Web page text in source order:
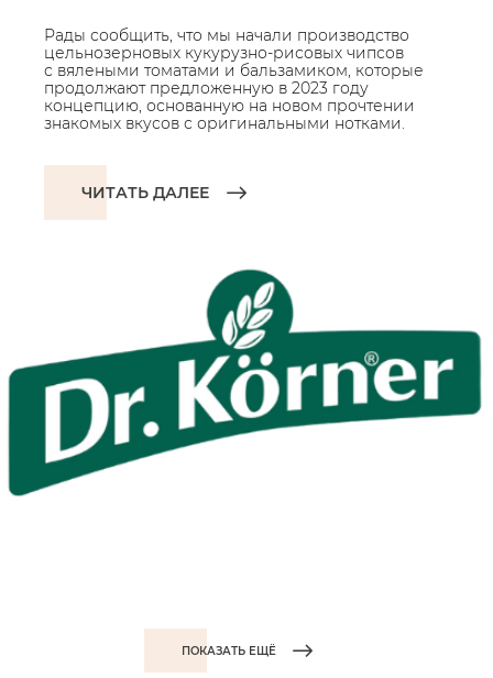
Рады сообщить, что мы начали производство
цельнозерновых кукурузно-рисовых чипсов
с вялеными томатами и бальзамиком, которые
продолжают предложенную в 2023 году
концепцию, основанную на новом прочтении
знакомых вкусов с оригинальными нотками.
ЧИТАТЬ ДАЛЕЕ
ПОКАЗАТЬ ЕЩЁ